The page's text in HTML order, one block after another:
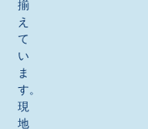
揃
え
て
い
ま
す。
現
地